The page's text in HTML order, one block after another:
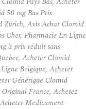
50 mg Bas Prix
Zürich, Avis Achat Clomid
Cher, Pharmacie En Ligne
à prix réduit sans
Acheter Clomid
Belgique, Acheter
Générique Clomid
France, Achetez
Medicament